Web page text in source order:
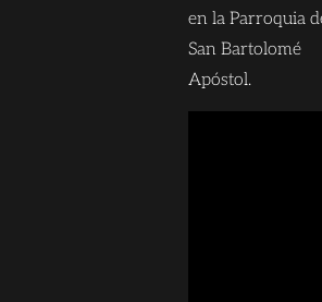
en la Parroquia
San Bartolomé
Apóstol.